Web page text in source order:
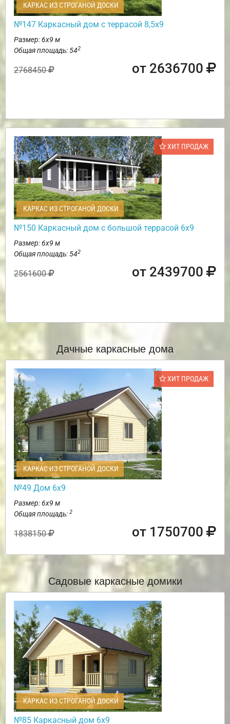
КАРКАС ИЗ СТРОГАНОЙ ДОСКИ
№147 Каркасный дом с террасой 8,5х9
Размер: 6х9 м
Общая площадь: 542
2768450 от 2636700
ХИТ ПРОДАЖ
КАРКАС ИЗ СТРОГАНОЙ ДОСКИ
№150 Каркасный дом с большой террасой 6х9
Размер: 6х9 м
Общая площадь: 542
2561600 от 2439700
Дачные каркасные дома
ХИТ ПРОДАЖ
КАРКАС ИЗ СТРОГАНОЙ ДОСКИ
№49 Дом 6х9
Размер: 6х9 м
Общая площадь: 2
1838150 от 1750700
Садовые каркасные домики
КАРКАС ИЗ СТРОГАНОЙ ДОСКИ
№85 Каркасный дом 6х9